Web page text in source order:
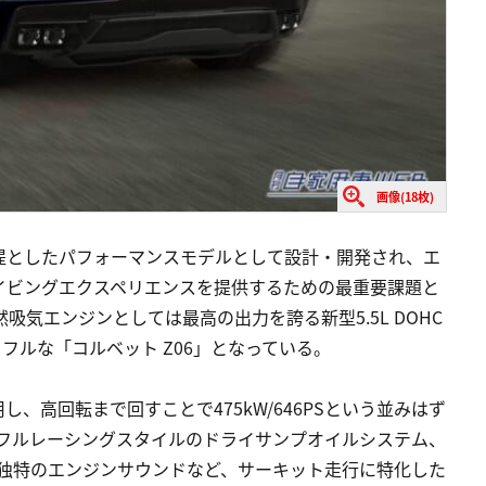
画像(18枚)
したパフォーマンスモデルとして設計・開発され、エ
ングエクスペリエンスを提供するための最重要課題と
気エンジンとしては最高の出力を誇る新型5.5L DOHC
ルな「コルベット Z06」となっている。
、高回転まで回すことで475kW/646PSという並みはず
レーシングスタイルのドライサンプオイルシステム、
のエンジンサウンドなど、サーキット走行に特化した